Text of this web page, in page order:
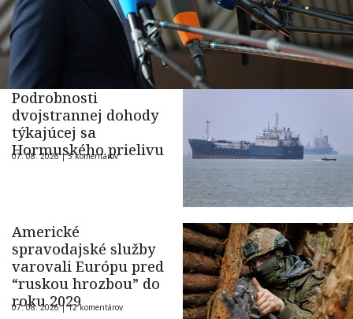
Podrobnosti
dvojstrannej dohody
týkajúcej sa
Hormuského prielivu
07. 08. 2026 |5 komentárov
Americké
spravodajské služby
varovali Európu pred
“ruskou hrozbou” do
roku 2029
07. 08. 2026 |12 komentárov